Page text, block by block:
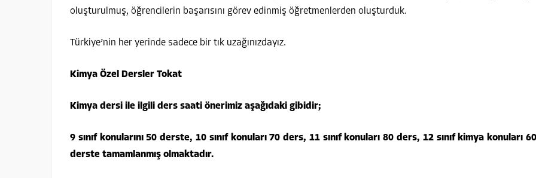
oluşturulmuş, öğrencilerin başarısını görev edinmiş öğretmenlerden oluşturduk.
Türkiye’nin her yerinde sadece bir tık uzağınızdayız.
Kimya Özel Dersler Tokat
Kimya dersi ile ilgili ders saati önerimiz aşağıdaki gibidir;
9 sınıf konularını 50 derste, 10 sınıf konuları 70 ders, 11 sınıf konuları 80 ders, 12 sınıf kimya konuları 60
derste tamamlanmış olmaktadır.